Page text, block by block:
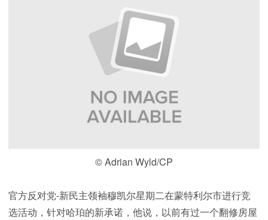
© Adrian Wyld/CP
官方反对党-新民主领袖穆凯尔星期二在蒙特利尔市进行竞
选活动，针对哈珀的新承诺，他说，以前有过一个翻修房屋